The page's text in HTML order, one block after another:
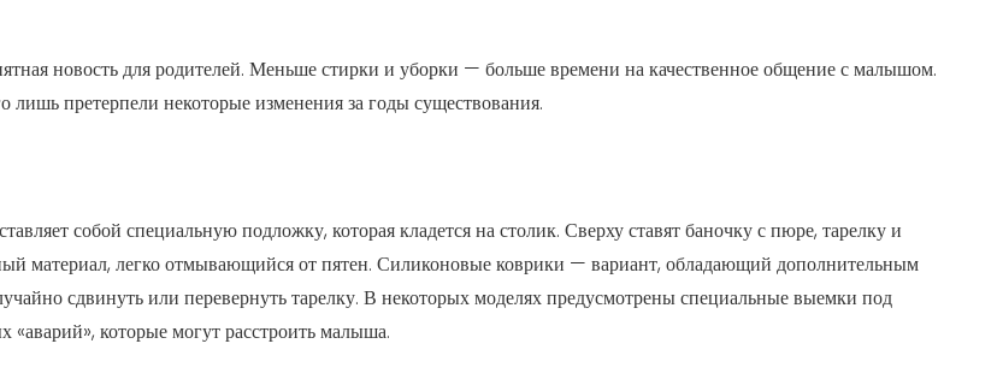
новость для родителей. Меньше стирки и уборки — больше времени на качественное общение с малышом.
лишь претерпели некоторые изменения за годы существования.
собой специальную подложку, которая кладется на столик. Сверху ставят баночку с пюре, тарелку и
материал, легко отмывающийся от пятен. Силиконовые коврики — вариант, обладающий дополнительным
сдвинуть или перевернуть тарелку. В некоторых моделях предусмотрены специальные выемки под
«аварий», которые могут расстроить малыша.